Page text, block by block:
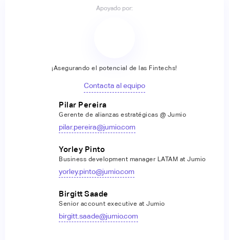
Apoyado por:
¡Asegurando el potencial de las Fintechs!
Contacta al equipo
Pilar Pereira
Gerente de alianzas estratégicas @ Jumio
pilar.pereira@jumio.com
Yorley Pinto
Business development manager LATAM at Jumio
yorley.pinto@jumio.com
Birgitt Saade
Senior account executive at Jumio
birgitt.saade@jumio.com